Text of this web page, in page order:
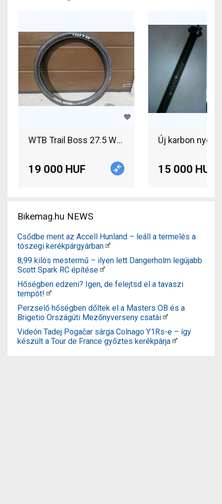
WTB Trail Boss 27.5 WTB Trail Boss 27.5 2db
19 000 HUF
Új karbon
15 000 HUF
Bikemag.hu NEWS
Csődbe ment az Accell Hunland – leáll a termelés a
tószegi kerékpárgyárban
8,99 kilós mestermű – ilyen lett Dangerholm legújabb
Scott Spark RC építése
Hőségben edzeni? Igen, de felejtsd el a tavaszi
tempót!
Perzselő hőségben dőltek el a Masters OB és a
Brigetio Országúti Mezőnyverseny csatái
Videón Tadej Pogačar sárga Colnago Y1Rs-e – így
készült a Tour de France győztes kerékpárja